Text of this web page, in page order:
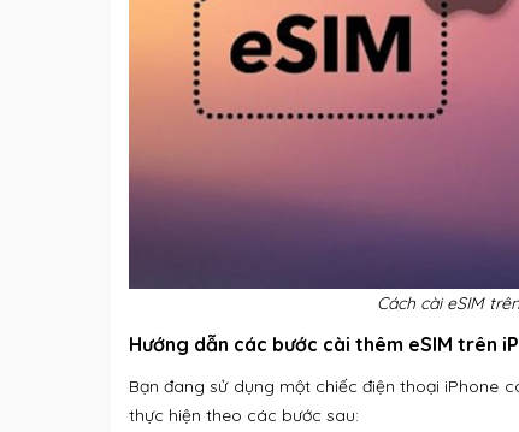
Cách cài eSIM
Hướng dẫn các bước cài thêm eSIM trên
Bạn đang sử dụng một chiếc điện thoại iPhone
thực hiện theo các bước sau: